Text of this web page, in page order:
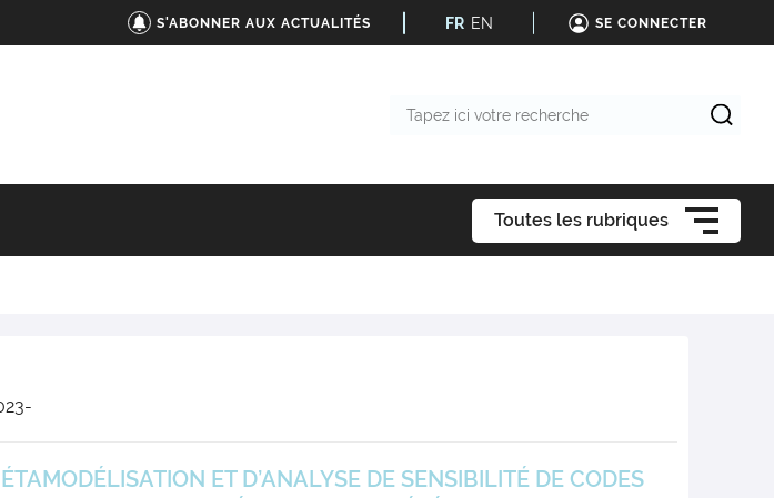
S'ABONNER AUX ACTUALITÉS FR EN SE CONNECTER
Toutes les rubriques
ET D’ANALYSE DE SENSIBILITÉ DE CODES